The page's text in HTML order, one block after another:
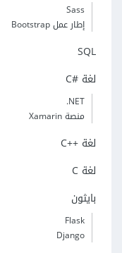
Sass
إطار عمل Bootstrap
SQL
لغة C#‎
‎.NET
منصة Xamarin
لغة C++‎
لغة C
بايثون
Flask
Django